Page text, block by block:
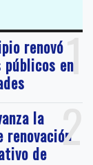
1
renovó
públicos en
2
la
renovación
de